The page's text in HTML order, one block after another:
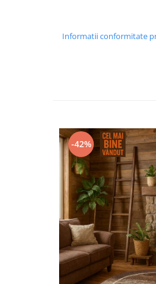
Informatii conformitate
-42%